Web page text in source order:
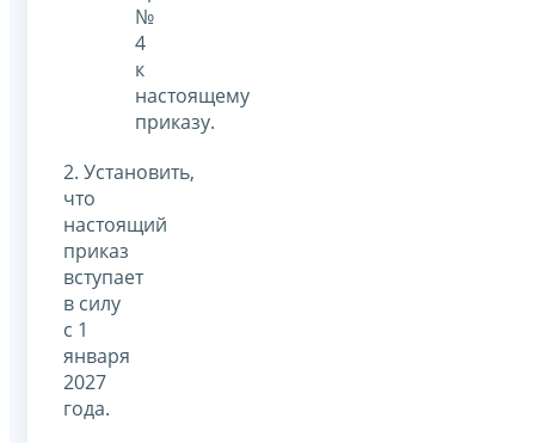
№
4
к
настоящему
приказу.
2. Установить,
что
настоящий
приказ
вступает
в силу
с 1
января
2027
года.